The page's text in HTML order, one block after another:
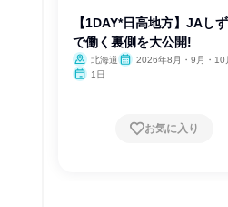
【1DAY*日高地方】JAし
で働く裏側を大公開!
北海道
2026年8月・9月・10
1日
お気に入り